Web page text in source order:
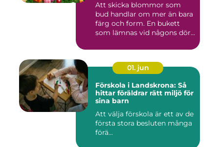
Att skicka blommor som
bud handlar om mer än bara
färg och form. En bukett
som lämnas vid någons dör...
01. jun
Förskola i Landskrona: Så
hittar föräldrar rätt miljö för
sina barn
Att välja förskola är ett av de
första stora besluten många
förä...